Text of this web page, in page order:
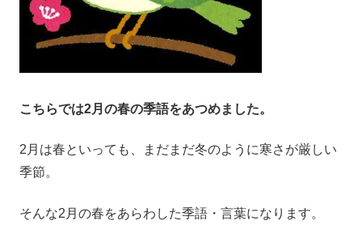
こちらでは2月の春の季語をあつめました。
2月は春といっても、まだまだ冬のように寒さが厳しい
季節。
そんな2月の春をあらわした季語・言葉になります。